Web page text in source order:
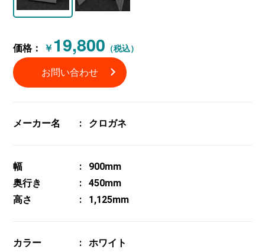
価格： ￥ 19,800 （税込）
お問い合わせ
メーカー名 クロガネ
幅
900mm
奥行き
450mm
高さ
1,125mm
カラー ホワイト